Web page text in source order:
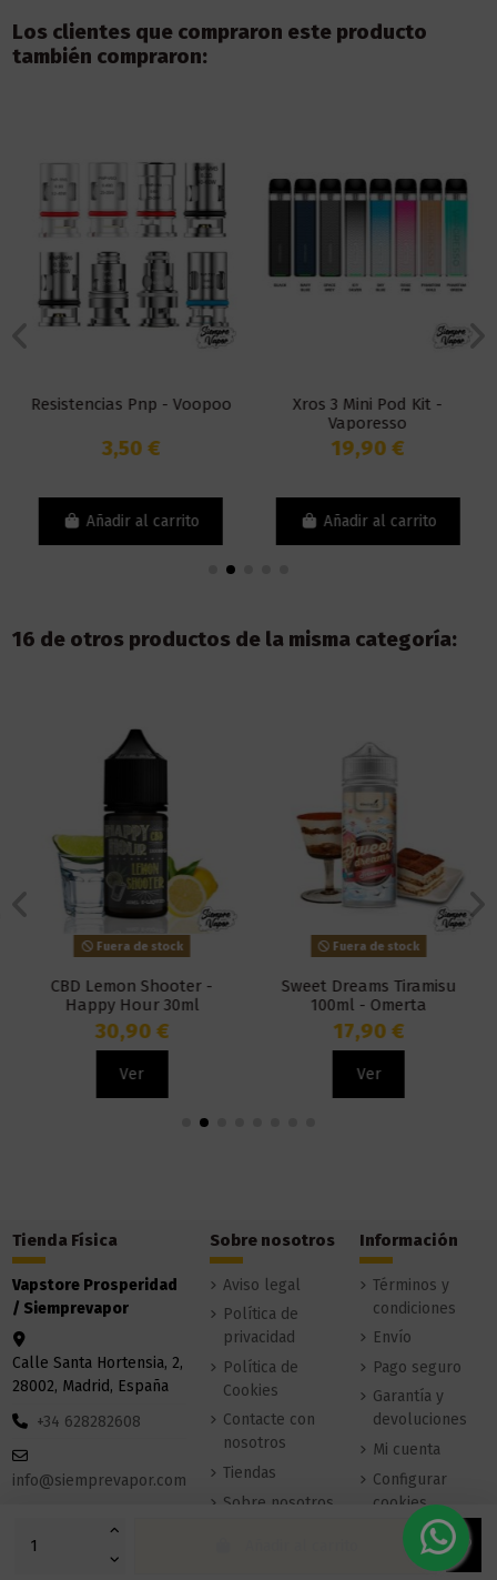
Los clientes que compraron este producto
también compraron:
Resistencias Pnp - Voopoo
3,50 €
Añadir al carrito
Xros 3 Mini Pod Kit -
Vaporesso
19,90 €
Añadir al carrito
16 de otros productos de la misma categoría:
Fuera de stock
CBD Lemon Shooter -
Happy Hour 30ml
30,90 €
Ver
Fuera de stock
Sweet Dreams Tiramisu
100ml - Omerta
17,90 €
Ver
Tienda Física
Vapstore Prosperidad
/ Siemprevapor
Calle Santa Hortensia, 2,
28002, Madrid, España
+34 628282608
info@siemprevapor.com
Sobre nosotros
Aviso legal
Política de
privacidad
Política de
Cookies
Contacte con
nosotros
Tiendas
Sobre nosotros
Información
Términos y
condiciones
Envío
Pago seguro
Garantía y
devoluciones
Mi cuenta
Configurar
cookies